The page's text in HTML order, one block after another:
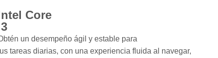
Core
un desempeño ágil y estable para
tareas diarias, con una experiencia fluida al navegar,